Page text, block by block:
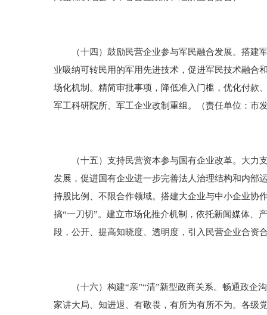
（十四）鼓励民营企业参与军民融合发展。搭建军
业吸纳可转民用的军用先进技术，促进军民技术融合
场化机制。精简审批事项，降低准入门槛，优化付款
军工科研院所、军工企业改制重组。（责任单位：市
（十五）支持民营资本参与国有企业改革。大力支
发展，促进国有企业进一步完善法人治理结构和内部
持股比例、不限合作领域。搭建大企业与中小企业协
搞“一刀切”。建立市场化推介机制，依托新闻媒体、
段，公开、提高知晓度、透明度，引入民营企业合资
（十六）构建“亲”“清”新型政商关系。畅通政企沟
家讲大局、知进退、有敬畏，有所为有所不为。各级